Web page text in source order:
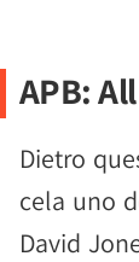
APB:
Dietro
cela uno
David